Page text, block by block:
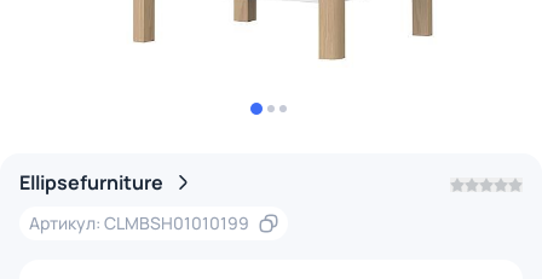
Ellipsefurniture
Артикул: CLMBSH01010199